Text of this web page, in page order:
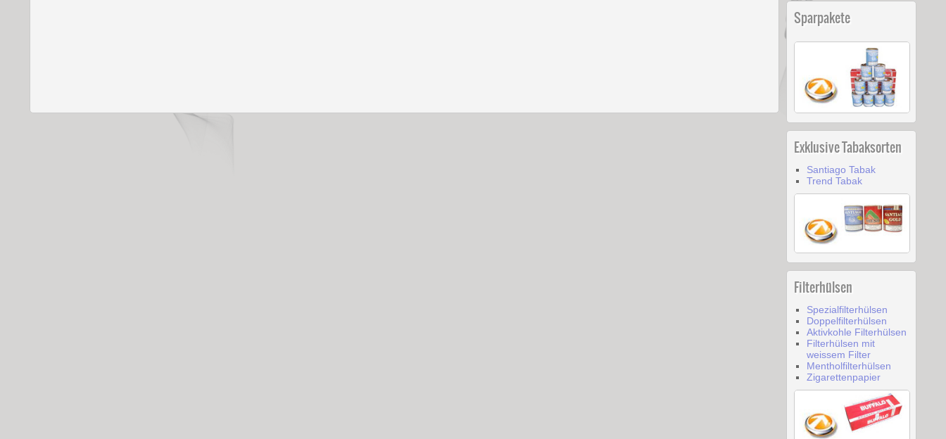
Sparpakete
Exklusive Tabaksorten
Santiago Tabak
Trend Tabak
Filterhülsen
Spezialfilterhülsen
Doppelfilterhülsen
Aktivkohle Filterhülsen
Filterhülsen mit
weissem Filter
Mentholfilterhülsen
Zigarettenpapier